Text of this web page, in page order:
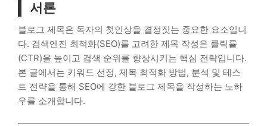
서론
블로그 제목은 독자의 첫인상을 결정짓는 중요한 요소입니
다. 검색엔진 최적화(SEO)를 고려한 제목 작성은 클릭률
(CTR)을 높이고 검색 순위를 향상시키는 핵심 전략입니다.
본 글에서는 키워드 선정, 제목 최적화 방법, 분석 및 테스
트 전략을 통해 SEO에 강한 블로그 제목을 작성하는 노하
우를 소개합니다.